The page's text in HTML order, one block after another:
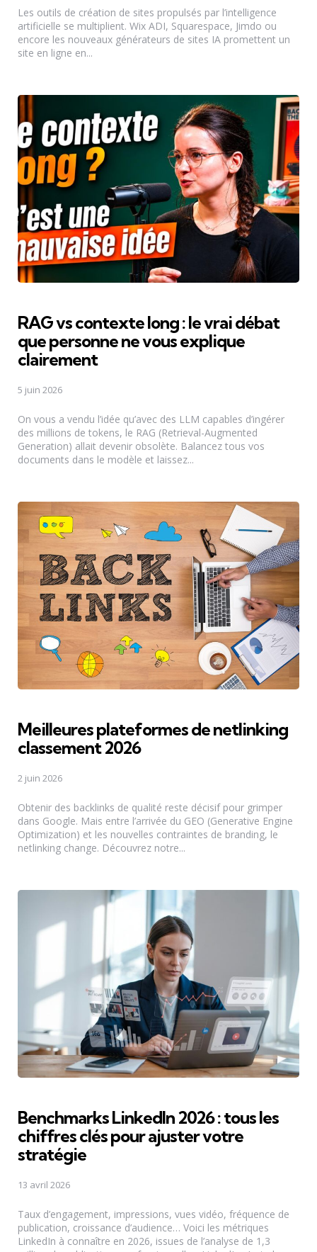
Les outils de création de sites propulsés par l’intelligence
artificielle se multiplient. Wix ADI, Squarespace, Jimdo ou
encore les nouveaux générateurs de sites IA promettent un
site en ligne en...
RAG vs contexte long : le vrai débat
que personne ne vous explique
clairement
5 juin 2026
On vous a vendu l’idée qu’avec des LLM capables d’ingérer
des millions de tokens, le RAG (Retrieval-Augmented
Generation) allait devenir obsolète. Balancez tous vos
documents dans le modèle et laissez...
Meilleures plateformes de netlinking
classement 2026
2 juin 2026
Obtenir des backlinks de qualité reste décisif pour grimper
dans Google. Mais entre l’arrivée du GEO (Generative Engine
Optimization) et les nouvelles contraintes de branding, le
netlinking change. Découvrez notre...
Benchmarks LinkedIn 2026 : tous les
chiffres clés pour ajuster votre
stratégie
13 avril 2026
Taux d’engagement, impressions, vues vidéo, fréquence de
publication, croissance d’audience… Voici les métriques
LinkedIn à connaître en 2026, issues de l’analyse de 1,3